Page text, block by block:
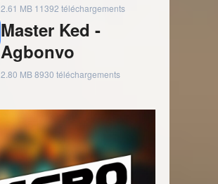
2.61 MB 11392 téléchargements
Master Ked -
Agbonvo
2.80 MB8930 téléchargements